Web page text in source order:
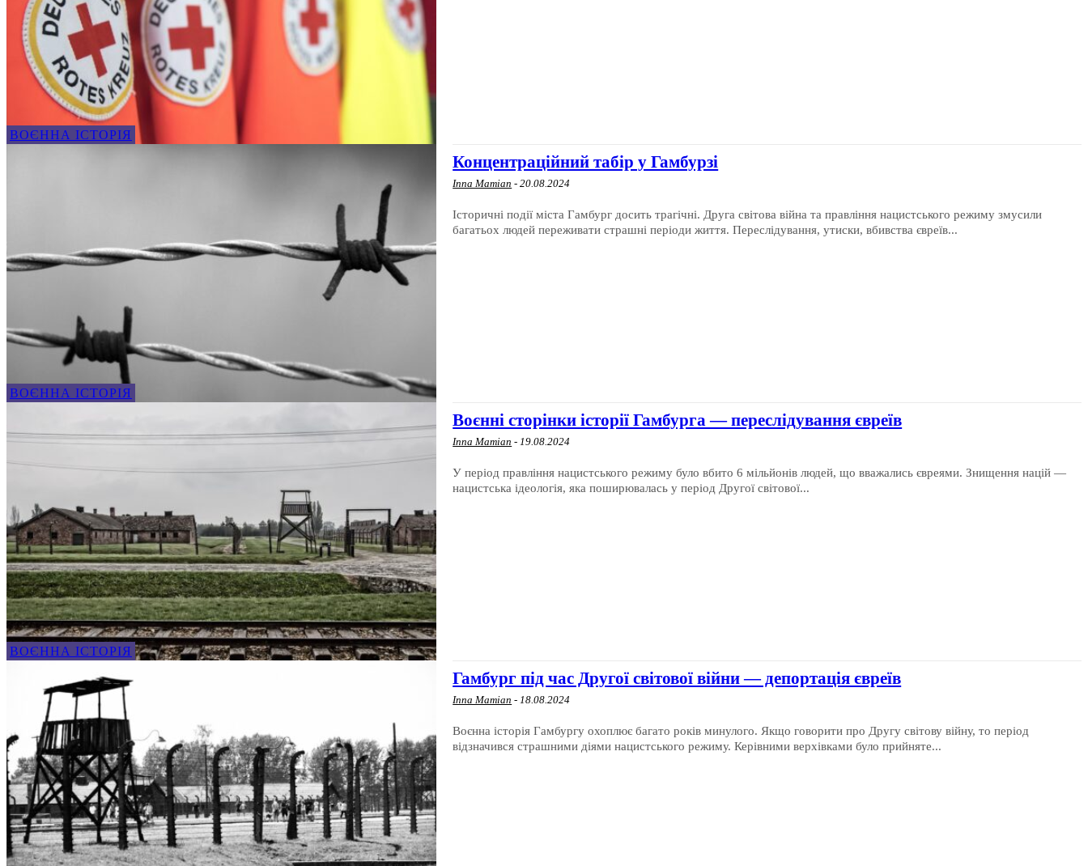
ВОЄННА ІСТОРІЯ
ВОЄННА ІСТОРІЯ
Концентраційний табір у Гамбурзі
Inna Mamian - 20.08.2024
Історичні події міста Гамбург досить трагічні. Друга світова війна та правління нацистського режиму змусили
багатьох людей переживати страшні періоди життя. Переслідування, утиски, вбивства євреїв...
ВОЄННА ІСТОРІЯ
Воєнні сторінки історії Гамбурга — переслідування євреїв
Inna Mamian - 19.08.2024
У період правління нацистського режиму було вбито 6 мільйонів людей, що вважались євреями. Знищення націй —
нацистська ідеологія, яка поширювалась у період Другої світової...
Гамбург під час Другої світової війни — депортація євреїв
Inna Mamian - 18.08.2024
Воєнна історія Гамбургу охоплює багато років минулого. Якщо говорити про Другу світову війну, то період
відзначився страшними діями нацистського режиму. Керівними верхівками було прийняте...